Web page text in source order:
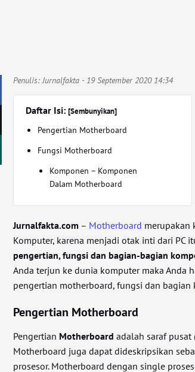
Penulis: Jurnalfakta - 19 September 2020 14:34
Daftar Isi:[Sembunyikan]
Pengertian Motherboard
Fungsi Motherboard
Komponen – Komponen
Dalam Motherboard
Jurnalfakta.com – Motherboard merupakan
Komputer, karena menjadi otak inti dari PC
pengertian, fungsi dan bagian-bagian
Anda terjun ke dunia komputer maka Anda
pengertian motherboard, fungsi dan
Pengertian Motherboard
Pengertian Motherboard adalah saraf pusat
Motherboard juga dapat dideskripsikan
prosesor. Motherboard dengan single